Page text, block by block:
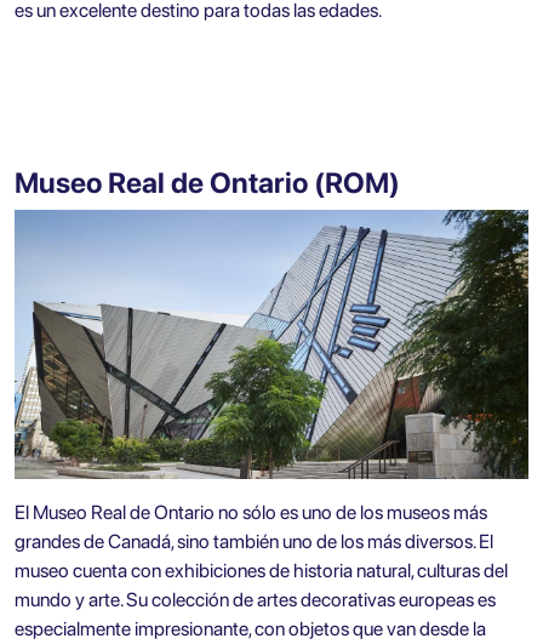
es un excelente destino para todas las edades.
Museo Real de Ontario (ROM)
El Museo Real de Ontario no sólo es uno de los museos más
grandes de Canadá, sino también uno de los más diversos. El
museo cuenta con exhibiciones de historia natural, culturas del
mundo y arte. Su colección de artes decorativas europeas es
especialmente impresionante, con objetos que van desde la